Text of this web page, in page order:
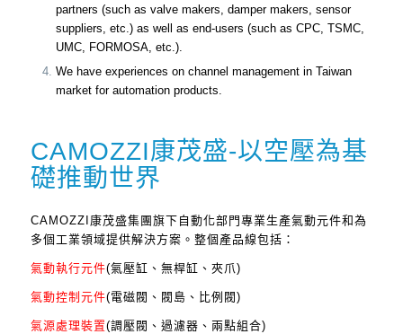
partners (such as valve makers, damper makers, sensor
suppliers, etc.) as well as end-users (such as CPC, TSMC,
UMC, FORMOSA, etc.).
We have experiences on channel management in Taiwan
market for automation products.
CAMOZZI康茂盛-以空壓為基
礎推動世界
CAMOZZI康茂盛集團旗下自動化部門專業生產氣動元件和為
多個工業領域提供解決方案。整個產品線包括：
氣動執行元件(氣壓缸、無桿缸、夾爪)
氣動控制元件(電磁閥、閥島、比例閥)
氣源處理裝置(調壓閥、過濾器、兩點組合)